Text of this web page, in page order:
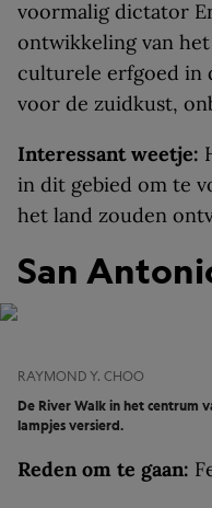
voormalig dictator
ontwikkeling van
culturele erfgoed in
voor de zuidkust,
Interessant weetje:
in dit gebied om te
het land zouden
San
RAYMOND Y. CHOO
De River Walk in het centrum
lampjes versierd.
Reden om te gaan: